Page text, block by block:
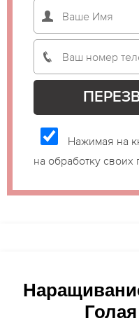
Нажимая на
на обработку